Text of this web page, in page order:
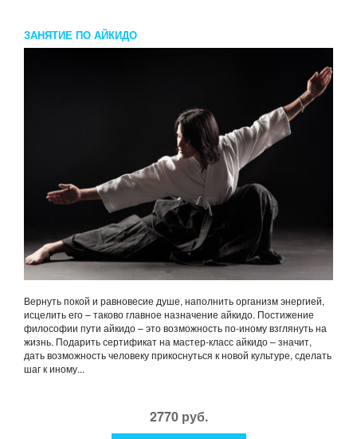
ЗАНЯТИЕ ПО АЙКИДО
Вернуть покой и равновесие душе, наполнить организм энергией,
исцелить его – таково главное назначение айкидо. Постижение
философии пути айкидо – это возможность по-иному взглянуть на
жизнь. Подарить сертификат на мастер-класс айкидо – значит,
дать возможность человеку прикоснуться к новой культуре, сделать
шаг к иному...
2770 руб.